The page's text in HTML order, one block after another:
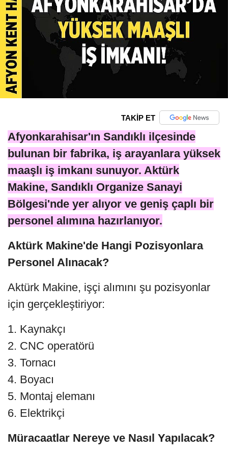
TAKİP ET
Afyonkarahisar'ın Sandıklı ilçesinde
bulunan bir fabrika, iş arayanlara yüksek
maaşlı iş imkanı sunuyor. Aktürk
Makine, Sandıklı Organize Sanayi
Bölgesi'nde yer alıyor ve geniş çaplı bir
personel alımına hazırlanıyor.
Aktürk Makine'de Hangi Pozisyonlara
Personel Alınacak?
Aktürk Makine, işçi alımını şu pozisyonlar
için gerçekleştiriyor:
1. Kaynakçı
2. CNC operatörü
3. Tornacı
4. Boyacı
5. Montaj elemanı
6. Elektrikçi
Müracaatlar Nereye ve Nasıl Yapılacak?